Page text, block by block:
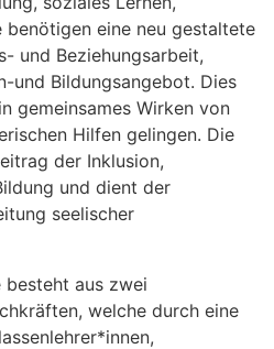
benötigen eine neu gestaltete
und Beziehungsarbeit,
und Bildungsangebot. Dies
gemeinsames Wirken von
Hilfen gelingen. Die
der Inklusion,
und dient der
seelischer
besteht aus zwei
welche durch eine